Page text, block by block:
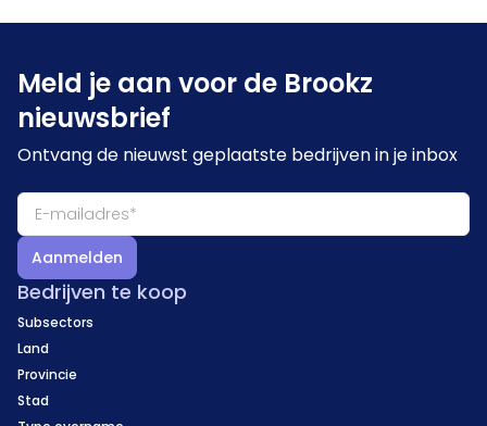
Meld je aan voor de Brookz
nieuwsbrief
Ontvang de nieuwst geplaatste bedrijven in je inbox
Aanmelden
Bedrijven te koop
Subsectors
Land
Provincie
Stad